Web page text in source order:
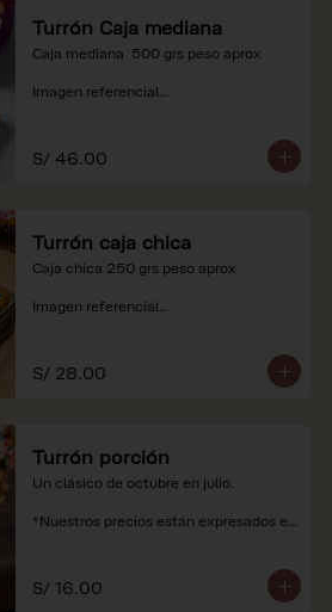
Turrón Caja mediana
Caja mediana  500 grs peso aprox
Imagen referencial
soles e incluyen impuestos de ley y
recargo al consumo.
S/ 46.00
Turrón caja chica
Caja chica 250 grs peso aprox
Imagen referencial
soles e incluyen impuestos de ley y
recargo al consumo.
S/ 28.00
Turrón porción
Un clásico de octubre en julio.
*Nuestros precios están expresados en
S/ 16.00